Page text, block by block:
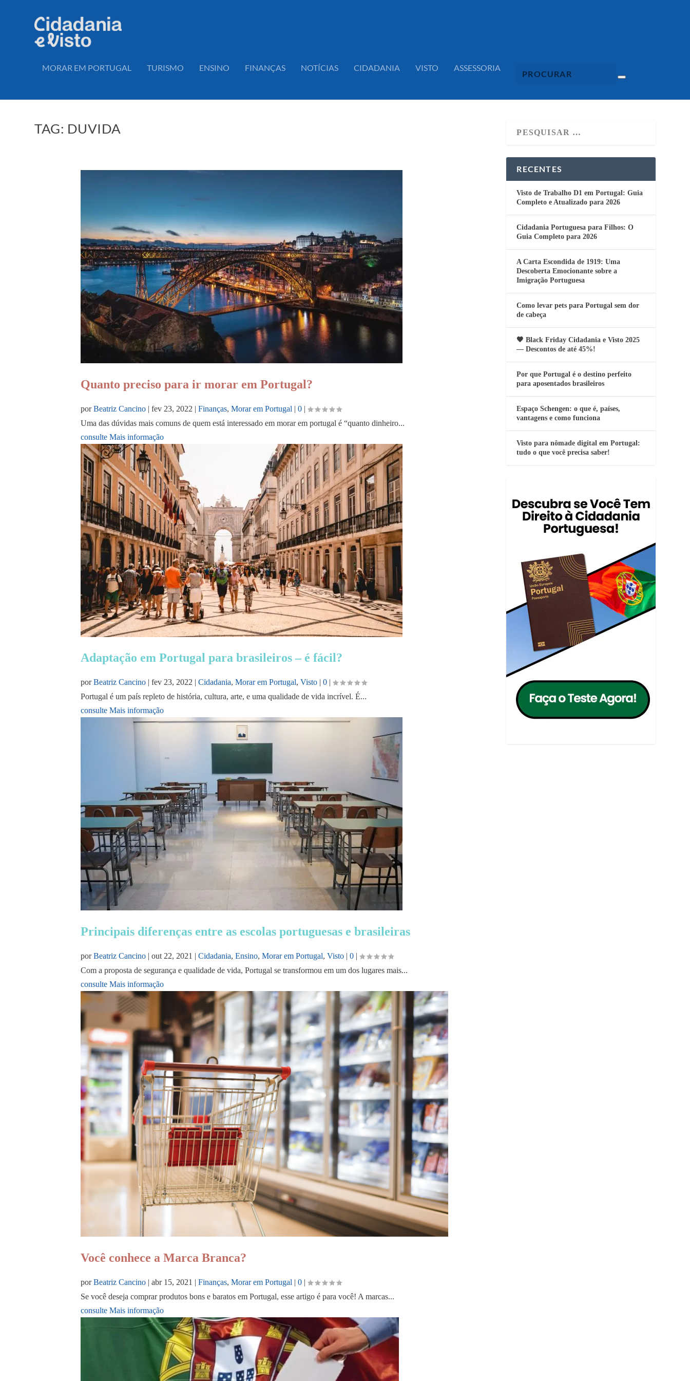
MORAR EM PORTUGAL TURISMO ENSINO FINANÇAS NOTÍCIAS CIDADANIA VISTO ASSESSORIA
TAG: DUVIDA
Quanto preciso para ir morar em Portugal?
porBeatriz Cancino| fev 23, 2022 | Finanças, Morar em Portugal | 0 |
Uma das dúvidas mais comuns de quem está interessado em morar em portugal é “quanto dinheiro...
consulte Mais informação
Adaptação em Portugal para brasileiros – é fácil?
porBeatriz Cancino| fev 23, 2022 | Cidadania, Morar em Portugal, Visto| 0 |
Portugal é um país repleto de história, cultura, arte, e uma qualidade de vida incrível. É...
consulte Mais informação
Principais diferenças entre as escolas portuguesas e brasileiras
porBeatriz Cancino| out 22, 2021 | Cidadania, Ensino, Morar em Portugal, Visto| 0 |
Com a proposta de segurança e qualidade de vida, Portugal se transformou em um dos lugares mais...
consulte Mais informação
Você conhece a Marca Branca?
porBeatriz Cancino| abr 15, 2021 | Finanças, Morar em Portugal | 0 |
Se você deseja comprar produtos bons e baratos em Portugal, esse artigo é para você! A marcas...
consulte Mais informação
RECENTES
Visto de Trabalho D1 em Portugal: Guia
Completo e Atualizado para 2026
Cidadania Portuguesa para Filhos: O
Guia Completo para 2026
A Carta Escondida de 1919: Uma
Descoberta Emocionante sobre a
Imigração Portuguesa
Como levar pets para Portugal sem dor
de cabeça
🖤 Black Friday Cidadania e Visto 2025
— Descontos de até 45%!
Por que Portugal é o destino perfeito
para aposentados brasileiros
Espaço Schengen: o que é, países,
vantagens e como funciona
Visto para nômade digital em Portugal:
tudo o que você precisa saber!